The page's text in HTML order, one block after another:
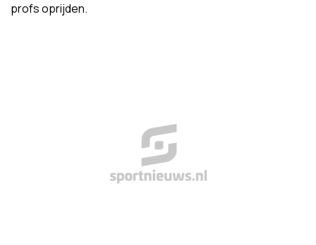
profs oprijden.